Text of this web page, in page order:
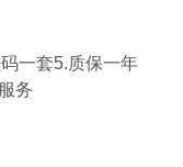
一套5.质保一年
务